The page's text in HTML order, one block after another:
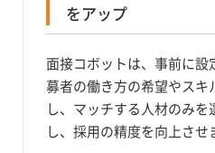
をアップ
面接コボットは、事前に設
募者の働き方の希望やスキ
し、マッチする人材のみを
し、採用の精度を向上させ